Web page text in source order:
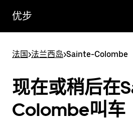
优步
法国>法兰西岛>Sainte-Colombe
现在或稍后在
Colombe叫车